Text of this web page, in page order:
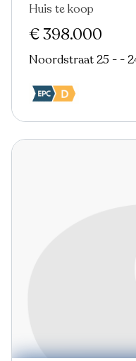
Huis te koop
€ 398.000
Noordstraat 25 - -